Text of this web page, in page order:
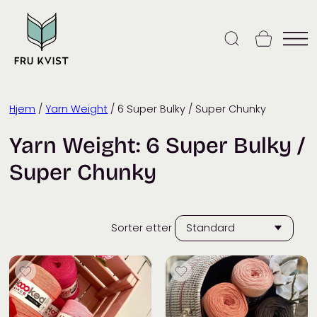
content
Hjem /Yarn Weight / 6 Super Bulky / Super Chunky
Yarn Weight: 6 Super Bulky /
Super Chunky
Sorter etter